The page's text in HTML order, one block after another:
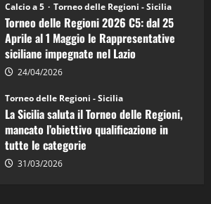
Calcio a 5 Torneo delle Regioni - Sicilia
Torneo delle Regioni 2026 C5: dal 25
Aprile al 1 Maggio le Rappresentative
siciliane impegnate nel Lazio
24/04/2026
Torneo delle Regioni - Sicilia
La Sicilia saluta il Torneo delle Regioni,
mancato l’obiettivo qualificazione in
tutte le categorie
31/03/2026